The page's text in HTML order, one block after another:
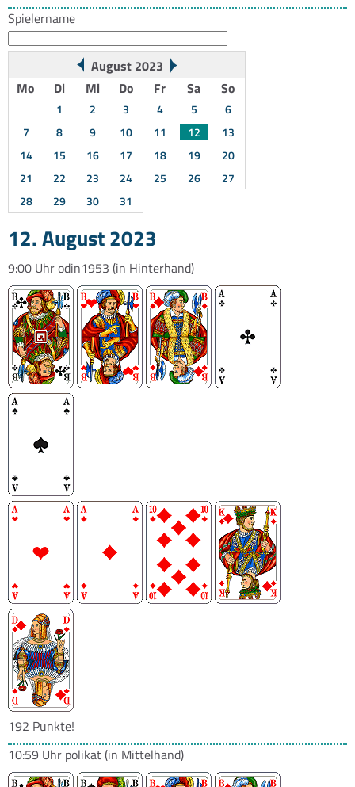
Spielername
August 2023
Mo
Di Mi Do Fr Sa So
1 2 3 4 5
6
7
8 9 10 11 12
13
14
15 16 17 18 19
20
21
22 23 24 25 26
27
28
29 30 31
12. August 2023
9:00 Uhrodin1953 (in Hinterhand)
192 Punkte!
10:59 Uhr polikat(in Mittelhand)